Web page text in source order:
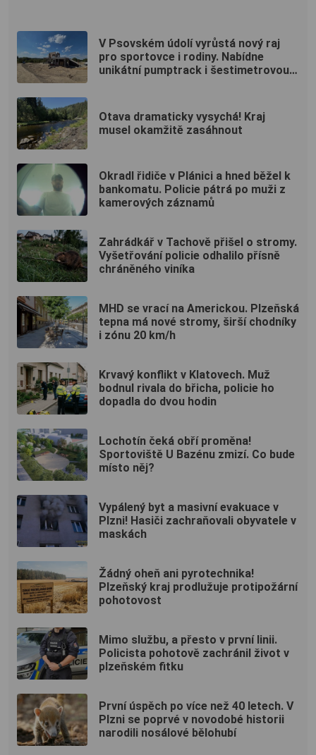
V Psovském údolí vyrůstá nový raj
pro sportovce i rodiny. Nabídne
unikátní pumptrack i šestimetrovou
Otava dramaticky vysychá! Kraj
musel okamžitě zasáhnout
Okradl řidiče v Plánici a hned běžel k
bankomatu. Policie pátrá po muži z
kamerových záznamů
Zahrádkář v Tachově přišel o stromy.
Vyšetřování policie odhalilo přísně
chráněného viníka
MHD se vrací na Americkou. Plzeňská
tepna má nové stromy, širší chodníky
i zónu 20 km/h
Krvavý konflikt v Klatovech. Muž
bodnul rivala do břicha, policie ho
dopadla do dvou hodin
Lochotín čeká obří proměna!
Sportoviště U Bazénu zmizí. Co bude
místo něj?
Vypálený byt a masivní evakuace v
Plzni! Hasiči zachraňovali obyvatele v
maskách
Žádný oheň ani pyrotechnika!
Plzeňský kraj prodlužuje protipožární
pohotovost
Mimo službu, a přesto v první linii.
Policista pohotově zachránil život v
plzeňském fitku
První úspěch po více než 40 letech. V
Plzni se poprvé v novodobé historii
narodili nosálové bělohubí